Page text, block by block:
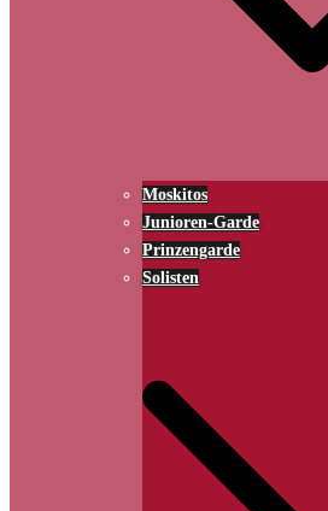
Moskitos
Junioren-Garde
Prinzengarde
Solisten